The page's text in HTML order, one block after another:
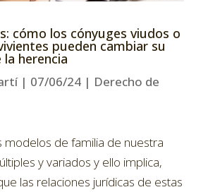
cómo los cónyuges viudos o
pueden cambiar su
herencia
| 07/06/24| Derecho de
modelos de familia de nuestra
y variados y ello implica,
las relaciones jurídicas de estas